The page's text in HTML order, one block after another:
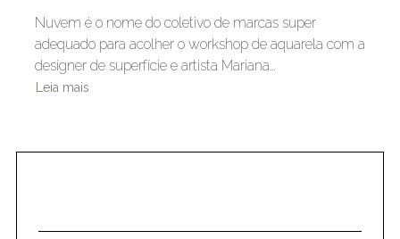
Nuvem é o nome do coletivo de marcas super
adequado para acolher o workshop de aquarela com a
designer de superfície e artista Mariana…
Leia mais